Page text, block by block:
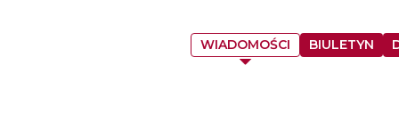
WIADOMOŚCI BIULETYN